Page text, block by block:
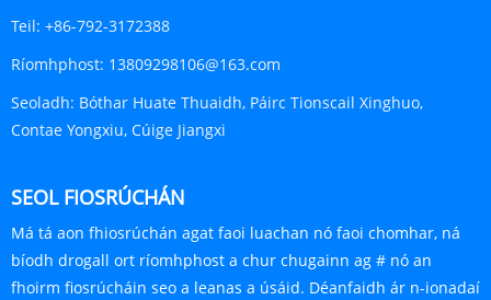
Teil: +86-792-3172388
Ríomhphost: 13809298106@163.com
Seoladh: Bóthar Huate Thuaidh, Páirc Tionscail Xinghuo,
Contae Yongxiu, Cúige Jiangxi
SEOL FIOSRÚCHÁN
Má tá aon fhiosrúchán agat faoi luachan nó faoi chomhar, ná
bíodh drogall ort ríomhphost a chur chugainn ag # nó an
fhoirm fiosrúcháin seo a leanas a úsáid. Déanfaidh ár n-ionadaí